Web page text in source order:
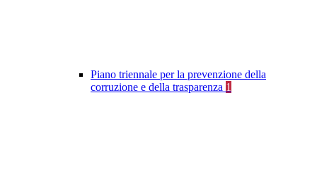
Piano triennale per la prevenzione della
corruzione e della trasparenza 1